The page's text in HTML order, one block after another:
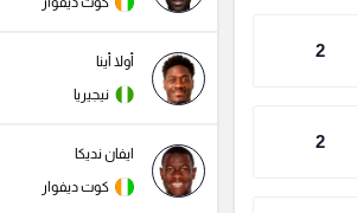
2
2
أولا أينا
نيجيريا
ايفان نديكا
كوت ديفوار